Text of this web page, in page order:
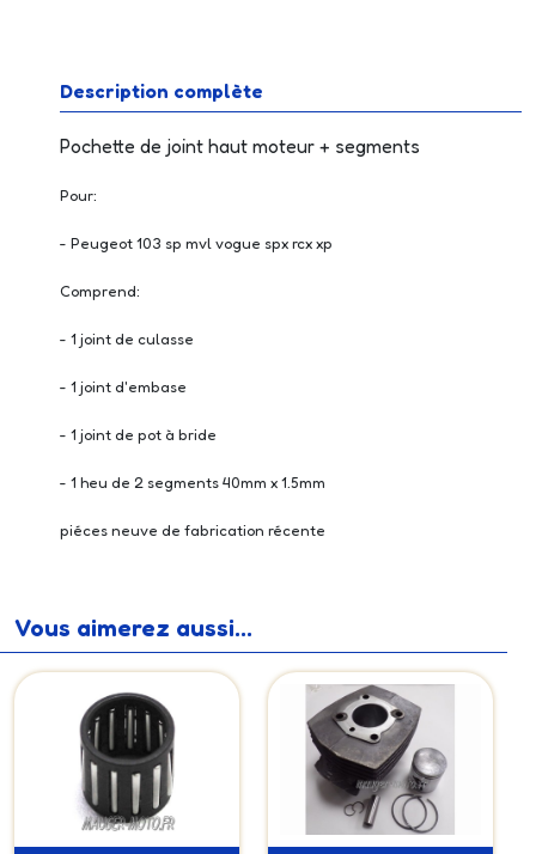
Description complète
Pochette de joint haut moteur + segments
Pour:
- Peugeot 103 sp mvl vogue spx rcx xp
Comprend:
- 1 joint de culasse
- 1 joint d'embase
- 1 joint de pot à bride
- 1 heu de 2 segments 40mm x 1.5mm
piéces neuve de fabrication récente
Vous aimerez aussi...